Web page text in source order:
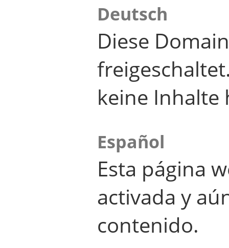
Deutsch
Diese
keine Inhalte
Español
Esta página
activada y
contenido.